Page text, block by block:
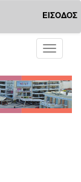
ΕΙΣΟΔΟΣ
Toggle